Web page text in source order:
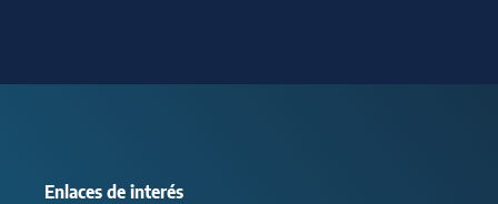
Enlaces de interés